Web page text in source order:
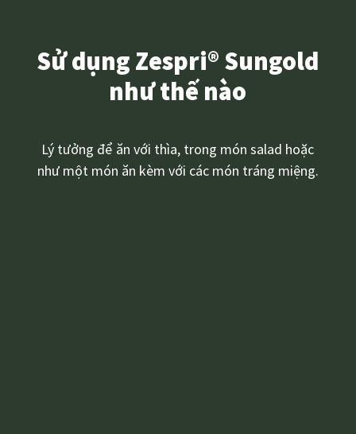
Sử dụng Zespri® Sungold
như thế nào
Lý tưởng để ăn với thìa, trong món salad hoặc
như một món ăn kèm với các món tráng miệng.